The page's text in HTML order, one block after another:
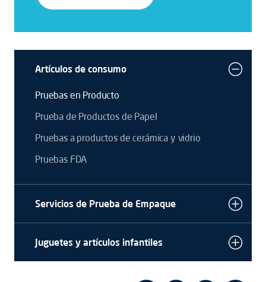
Artículos de consumo
Pruebas en Producto
Prueba de Productos de Papel
Pruebas a productos de cerámica y vidrio
Pruebas FDA
Servicios de Prueba de Empaque
Juguetes y artículos infantiles